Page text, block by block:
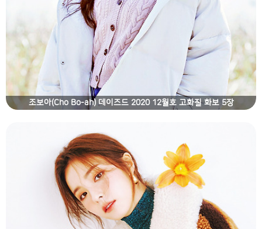
조보아(Cho Bo-ah) 데이즈드 2020 12월호 고화질 화보 5장